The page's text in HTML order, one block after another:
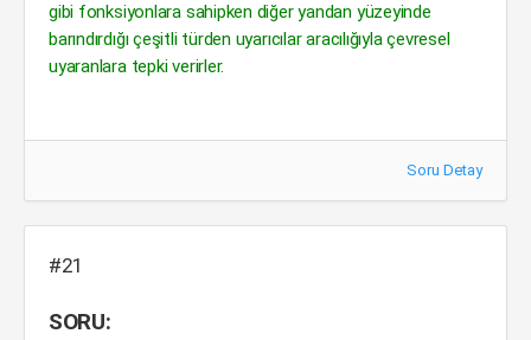
gibi fonksiyonlara sahipken diğer yandan yüzeyinde
barındırdığı çeşitli türden uyarıcılar aracılığıyla çevresel
uyaranlara tepki verirler.
Soru Detay
#21
SORU: